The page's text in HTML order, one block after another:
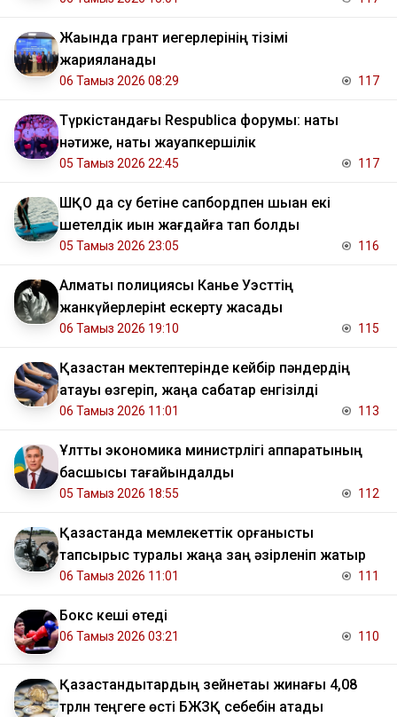
Жақында грант иегерлерінің тізімі
жарияланады
06 Тамыз 2026 08:29 117
Түркістандағы Respublica форумы: нақты
нәтиже, нақты жауапкершілік
05 Тамыз 2026 22:45 117
ШҚО да су бетіне сапбордпен шыққан екі
шетелдік қиын жағдайға тап болды
05 Тамыз 2026 23:05 116
Алматы полициясы Канье Уэсттің
жанкүйерлерінt ескерту жасады
06 Тамыз 2026 19:10 115
Қазақстан мектептерінде кейбір пәндердің
атауы өзгеріп, жаңа сабақтар енгізілді
06 Тамыз 2026 11:01 113
Ұлттық экономика министрлігі аппаратының
басшысы тағайындалды
05 Тамыз 2026 18:55 112
Қазақстанда мемлекеттік қорғаныстық
тапсырыс туралы жаңа заң әзірленіп жатыр
06 Тамыз 2026 11:01 111
Бокс кеші өтеді
06 Тамыз 2026 03:21 110
Қазақстандықтардың зейнетақы жинағы 4,08
трлн теңгеге өсті БЖЗҚ себебін атады